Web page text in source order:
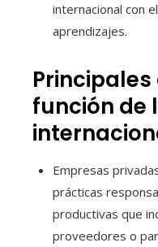
internacional con
aprendizajes.
función de
Empresas
prácticas
productivas que
proveedores o